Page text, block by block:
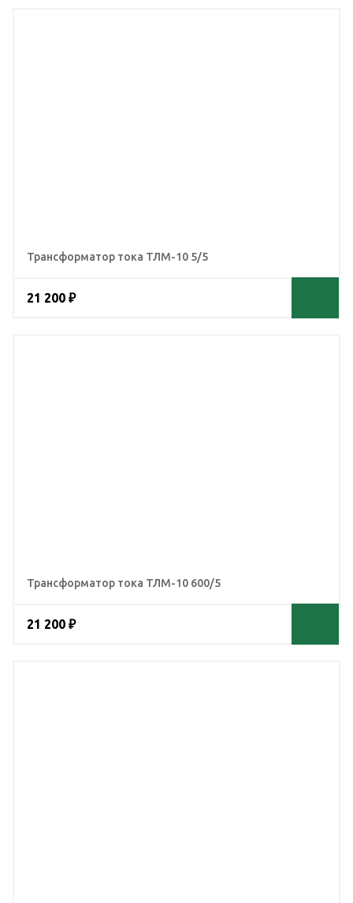
Трансформатор тока ТЛМ-10 5/5
21 200 ₽
Трансформатор тока ТЛМ-10 600/5
21 200 ₽